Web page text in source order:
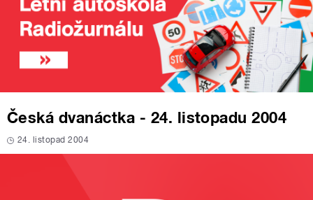
Česká dvanáctka - 24. listopadu 2004
24. listopad 2004